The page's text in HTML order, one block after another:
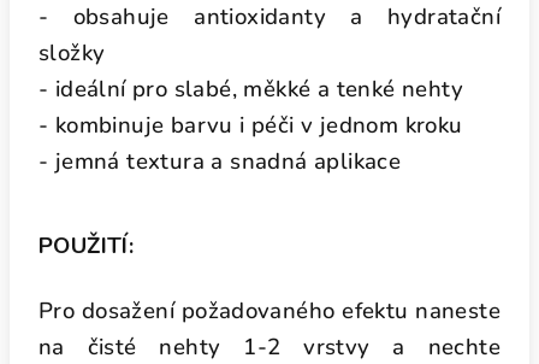
- obsahuje antioxidanty a hydratační
složky
- ideální pro slabé, měkké a tenké nehty
- kombinuje barvu i péči v jednom kroku
- jemná textura a snadná aplikace
POUŽITÍ:
Pro dosažení požadovaného efektu naneste
na čisté nehty 1-2 vrstvy a nechte